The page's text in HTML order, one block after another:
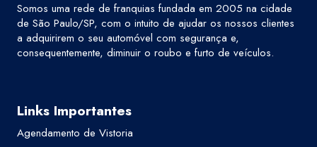
Somos uma rede de franquias fundada em 2005 na cidade
de São Paulo/SP, com o intuito de ajudar os nossos clientes
a adquirirem o seu automóvel com segurança e,
consequentemente, diminuir o roubo e furto de veículos.
Links Importantes
Agendamento de Vistoria